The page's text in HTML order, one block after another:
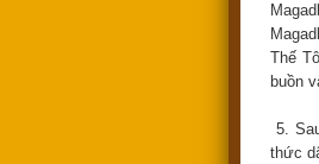
Thế
buồn
5.
thức